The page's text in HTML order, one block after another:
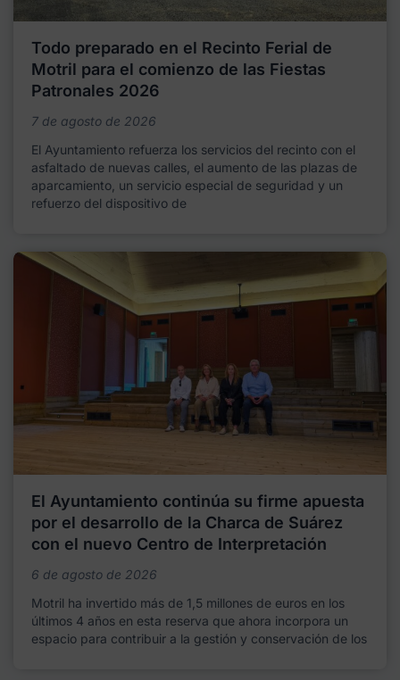
Todo preparado en el Recinto Ferial de
Motril para el comienzo de las Fiestas
Patronales 2026
7 de agosto de 2026
El Ayuntamiento refuerza los servicios del recinto con el
asfaltado de nuevas calles, el aumento de las plazas de
aparcamiento, un servicio especial de seguridad y un
refuerzo del dispositivo de
El Ayuntamiento continúa su firme apuesta
por el desarrollo de la Charca de Suárez
con el nuevo Centro de Interpretación
6 de agosto de 2026
Motril ha invertido más de 1,5 millones de euros en los
últimos 4 años en esta reserva que ahora incorpora un
espacio para contribuir a la gestión y conservación de los